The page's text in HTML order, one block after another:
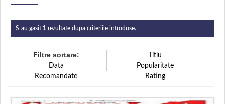
S-au gasit 1 rezultate dupa criteriile introduse.
Filtre sortare:
Titlu
Data
Popularitate
Recomandate
Rating